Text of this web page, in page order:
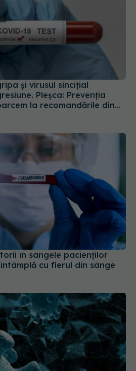
Pleșca: Prevenția
la recomandările din
în sângele pacienților
cu fierul din sânge